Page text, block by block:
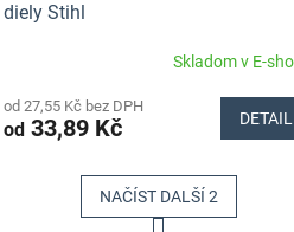
diely Stihl
Skladom v E-
od 27,55 Kč bez DPH
od33,89 Kč DETAIL
NAČÍST DALŠÍ 2
S